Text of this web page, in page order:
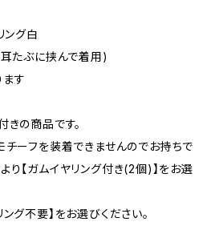
ング白
たぶに挟んで着用)
す
の商品です。
チーフを装着できませんのでお持ちで
り【ガムイヤリング付き(2個)】をお選
グ不要】をお選びください。